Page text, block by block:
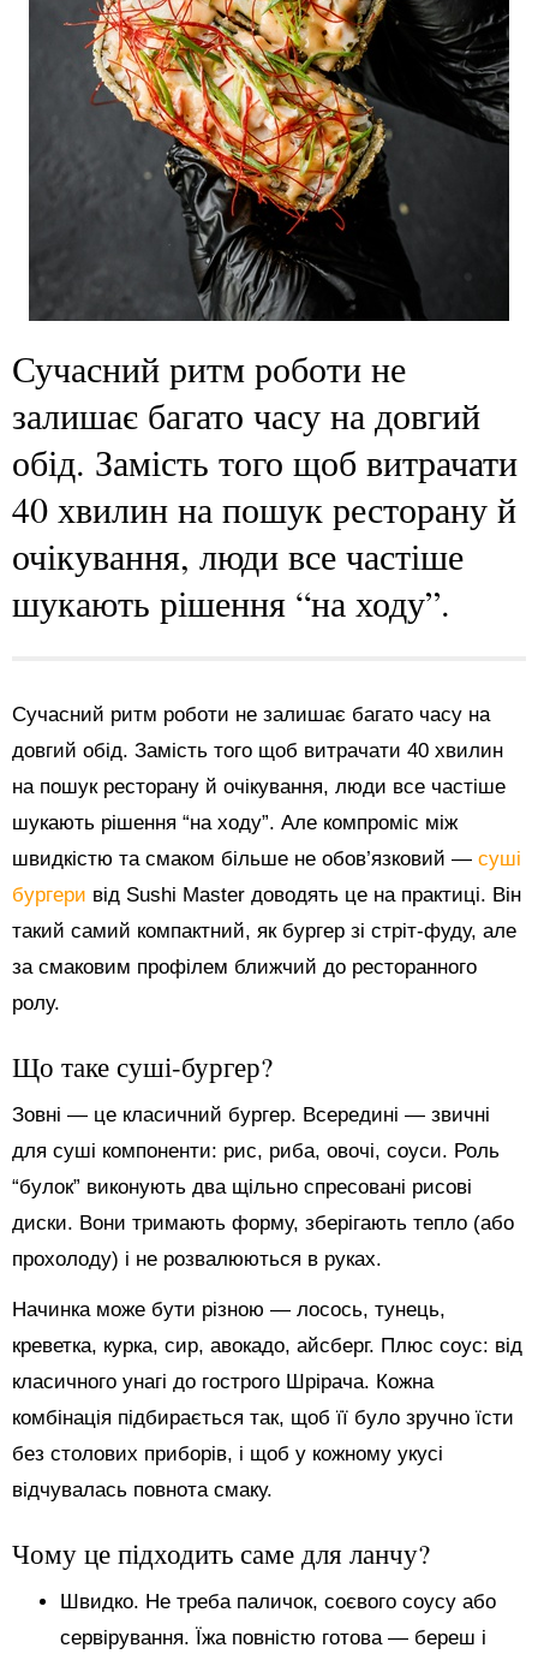
Сучасний ритм роботи не
залишає багато часу на довгий
обід. Замість того щоб витрачати
40 хвилин на пошук ресторану й
очікування, люди все частіше
шукають рішення “на ходу”.
Сучасний ритм роботи не залишає багато часу на
довгий обід. Замість того щоб витрачати 40 хвилин
на пошук ресторану й очікування, люди все частіше
шукають рішення “на ходу”. Але компроміс між
швидкістю та смаком більше не обов’язковий — суші
бургери від Sushi Master доводять це на практиці. Він
такий самий компактний, як бургер зі стріт-фуду, але
за смаковим профілем ближчий до ресторанного
ролу.
Що таке суші-бургер?
Зовні — це класичний бургер. Всередині — звичні
для суші компоненти: рис, риба, овочі, соуси. Роль
“булок” виконують два щільно спресовані рисові
диски. Вони тримають форму, зберігають тепло (або
прохолоду) і не розвалюються в руках.
Начинка може бути різною — лосось, тунець,
креветка, курка, сир, авокадо, айсберг. Плюс соус: від
класичного унагі до гострого Шрірача. Кожна
комбінація підбирається так, щоб її було зручно їсти
без столових приборів, і щоб у кожному укусі
відчувалась повнота смаку.
Чому це підходить саме для ланчу?
Швидко. Не треба паличок, соєвого соусу або
сервірування. Їжа повністю готова — береш і